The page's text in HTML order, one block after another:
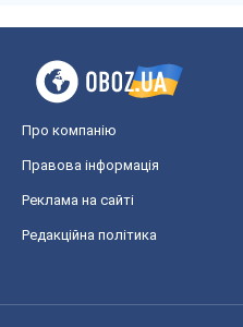
Про компанію
Правова інформація
Реклама на сайті
Редакційна політика